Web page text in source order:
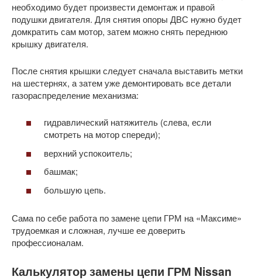
необходимо будет произвести демонтаж и правой
подушки двигателя. Для снятия опоры ДВС нужно будет
домкратить сам мотор, затем можно снять переднюю
крышку двигателя.
После снятия крышки следует сначала выставить метки
на шестернях, а затем уже демонтировать все детали
газораспределение механизма:
гидравлический натяжитель (слева, если
смотреть на мотор спереди);
верхний успокоитель;
башмак;
большую цепь.
Сама по себе работа по замене цепи ГРМ на «Максиме»
трудоемкая и сложная, лучше ее доверить
профессионалам.
Калькулятор замены цепи ГРМ Nissan